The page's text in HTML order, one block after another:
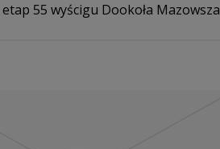
etap 55 wyścigu Dookoła Mazowsza